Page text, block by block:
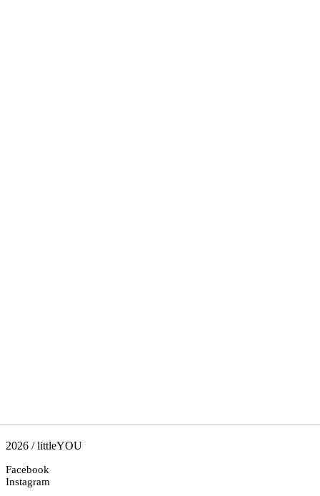
2026 / littleYOU
Facebook
Instagram